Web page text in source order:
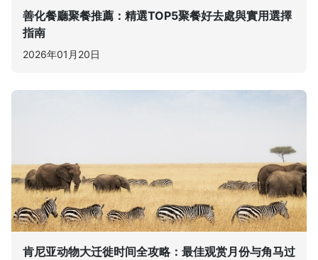
善化餐廳聚餐推薦：精選TOP5聚餐好去處與實用選擇
指南
2026年01月20日
肯尼亚动物大迁徙时间全攻略：最佳观赏月份与角马过